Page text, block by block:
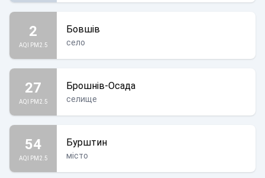
2
AQI PM2.5
Бовшів
село
27
AQI PM2.5
Брошнів-Осада
селище
54
AQI PM2.5
Бурштин
місто